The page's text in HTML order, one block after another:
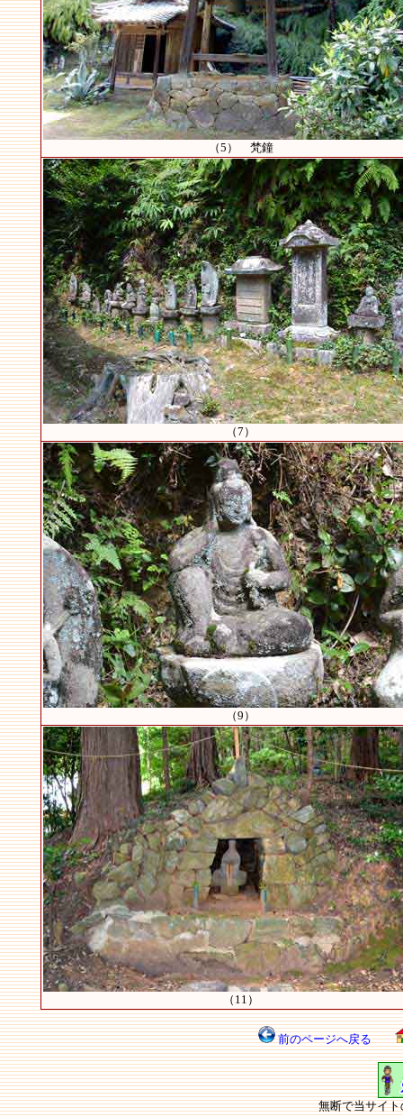
（5） 梵鐘
（7）
（9）
（11）
前のページへ戻る
無断で当サイ